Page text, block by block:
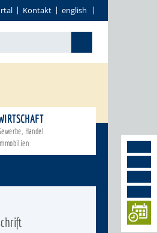
Kontakt english
Handel